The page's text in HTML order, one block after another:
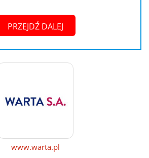
PRZEJDŹ DALEJ
www.warta.pl